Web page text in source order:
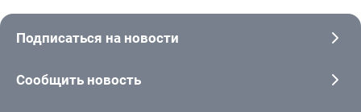
Подписаться на новости
Сообщить новость